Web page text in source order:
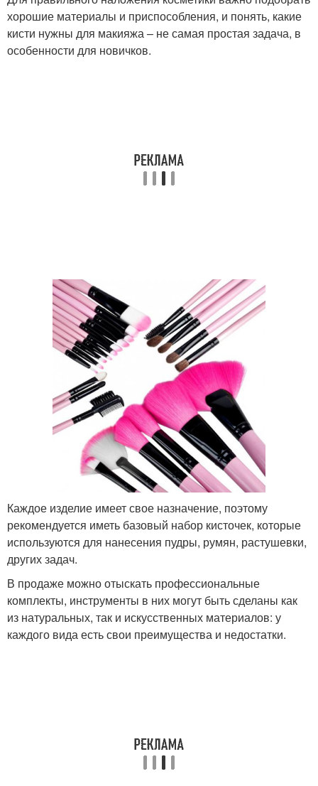
Кисть для тонального
крема
Кисть для пудры
Кисть для бровей
хорошие материалы и приспособления, и понять, какие
кисти нужны для макияжа – не самая простая задача, в
особенности для новичков.
Каждое изделие имеет свое назначение, поэтому
рекомендуется иметь базовый набор кисточек, которые
используются для нанесения пудры, румян, растушевки,
других задач.
В продаже можно отыскать профессиональные
комплекты, инструменты в них могут быть сделаны как
из натуральных, так и искусственных материалов: у
каждого вида есть свои преимущества и недостатки.